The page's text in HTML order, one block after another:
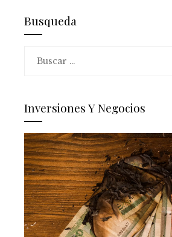
Busqueda
Inversiones Y Negocios